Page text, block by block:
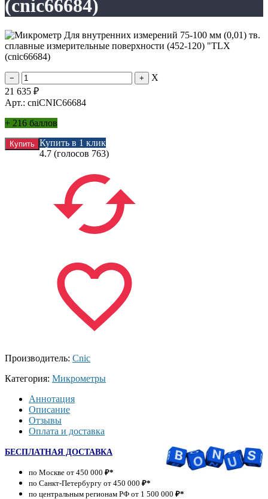
(cnic66684)
X
21 635 ₽
Арт.: cniCNIC66684
+ 216 баллов
Купить в 1 клик
4.7 (голосов 763)
Производитель: Cnic
Категория: Микрометры
Аннотация
Описание
Отзывы
Оплата и доставка
БЕСПЛАТНАЯ ДОСТАВКА
по Москве от 450 000 ₽*
по Санкт-Петербургу от 450 000 ₽*
по центральным регионам РФ от 1 500 000 ₽*